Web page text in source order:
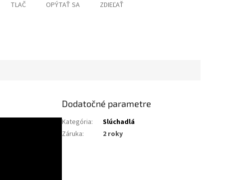
TLAČ OPÝTAŤ SA ZDIEĽAŤ
Dodatočné parametre
Kategória:
Slúchadlá
Záruka: 2 roky